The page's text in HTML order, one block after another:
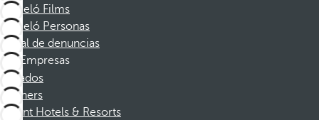
Barceló Films
Barceló Personas
Canal de denuncias
Empresas
Afiliados
Partners
Dorint Hotels & Resorts